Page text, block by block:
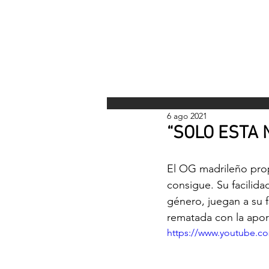
“SOLO ESTA
6 ago 2021
El OG madrileño
consigue. Su
género, juegan a su
rematada con la
https://